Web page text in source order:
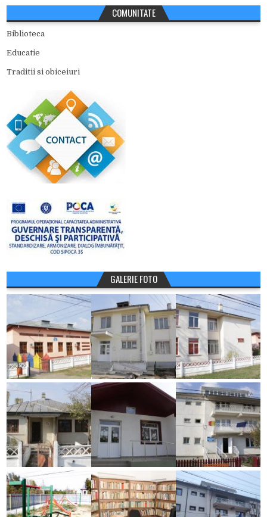
COMUNITATE
Biblioteca
Educatie
Traditii si obiceiuri
GALERIE FOTO